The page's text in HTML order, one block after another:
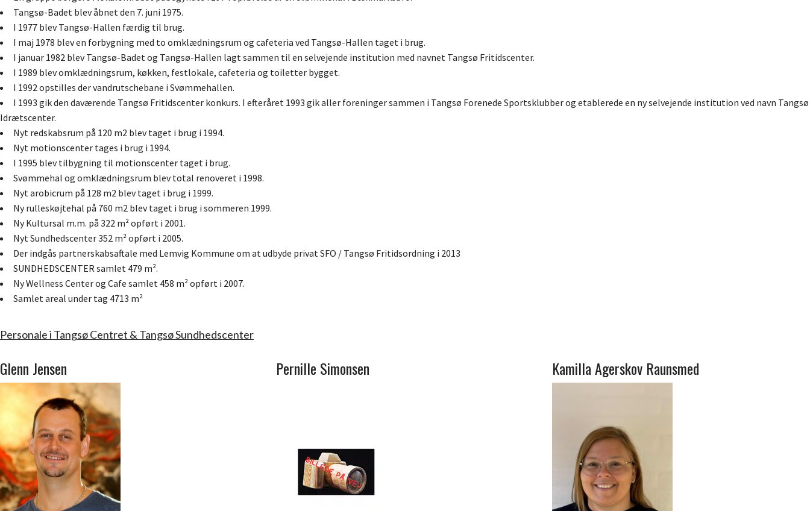
Tangsø-Badet blev åbnet den 7. juni 1975.
I 1977 blev Tangsø-Hallen færdig til brug.
I maj 1978 blev en forbygning med to omklædningsrum og cafeteria ved Tangsø-Hallen taget i brug.
I januar 1982 blev Tangsø-Badet og Tangsø-Hallen lagt sammen til en selvejende institution med navnet Tangsø Fritidscenter.
I 1989 blev omklædningsrum, køkken, festlokale, cafeteria og toiletter bygget.
I 1992 opstilles der vandrutschebane i Svømmehallen.
I 1993 gik den daværende Tangsø Fritidscenter konkurs. I efteråret 1993 gik aller foreninger sammen i Tangsø Forenede Sportsklubber og etablerede en ny selvejende institution ved navn Tangsø
Idrætscenter.
Nyt redskabsrum på 120 m2 blev taget i brug i 1994.
Nyt motionscenter tages i brug i 1994.
I 1995 blev tilbygning til motionscenter taget i brug.
Svømmehal og omklædningsrum blev total renoveret i 1998.
Nyt arobicrum på 128 m2 blev taget i brug i 1999.
Ny rulleskøjtehal på 760 m2 blev taget i brug i sommeren 1999.
Ny Kultursal m.m. på 322 m² opført i 2001.
Nyt Sundhedscenter 352 m² opført i 2005.
Der indgås partnerskabsaftale med Lemvig Kommune om at udbyde privat SFO / Tangsø Fritidsordning i 2013
SUNDHEDSCENTER samlet 479 m².
Ny Wellness Center og Cafe samlet 458 m² opført i 2007.
Samlet areal under tag 4713 m²
Personale i Tangsø Centret & Tangsø Sundhedscenter
Glenn Jensen Pernille Simonsen Kamilla Agerskov Raunsmed